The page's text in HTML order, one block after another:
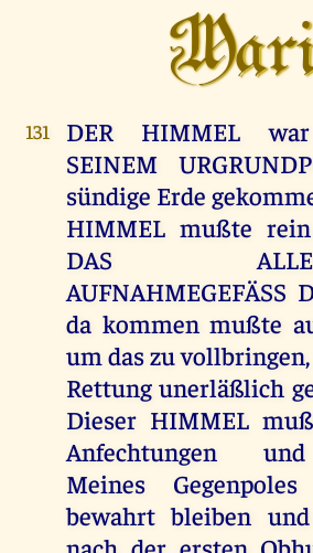
131
DER HIMMEL
SEINEM
sündige Erde
HIMMEL mußte
DAS
AUFNAHMEGEFÄSS
da kommen mußte
um das zu
Rettung unerläßlich
Dieser HIMMEL
Anfechtungen
Meines
bewahrt bleiben